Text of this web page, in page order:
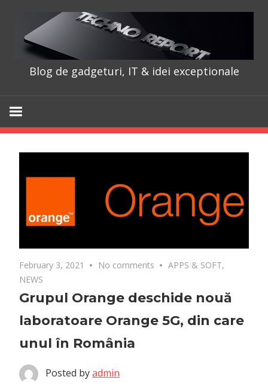
content
Blog de gadgeturi, IT & idei exceptionale
February 3, 2021 No comments APPS & SOFT,
NEWS
Grupul Orange deschide nouă
laboratoare Orange 5G, din care
unul în România
Posted byadmin